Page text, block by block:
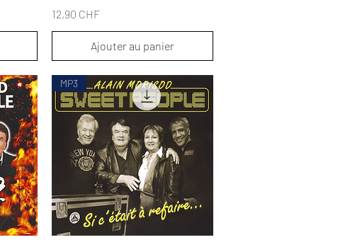
Prix
12,90 CHF
Ajouter au panier
MP3